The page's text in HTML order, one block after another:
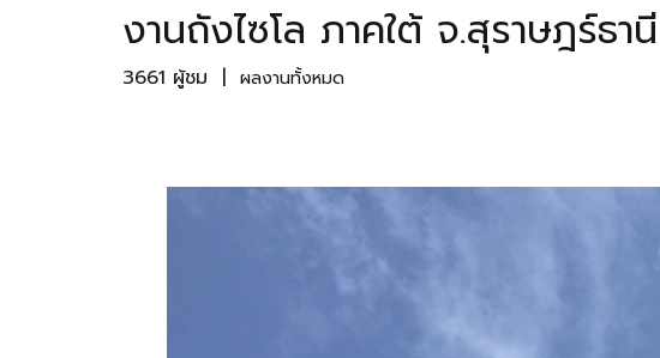
งานถังไซโล ภาคใต้ จ.สุราษฎร์ธานี
3661 ผู้ชม | ผลงานทั้งหมด